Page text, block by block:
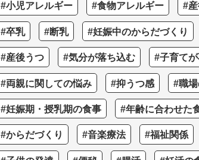
#小児アレルギー #食物アレルギー #
#卒乳 #断乳 #妊娠中のからだづくり
#産後うつ #気分が落ち込む #子育て
#両親に関しての悩み #抑うつ感 #職
#妊娠期・授乳期の食事 #年齢に合わせた
#からだづくり #音楽療法 #福祉関係